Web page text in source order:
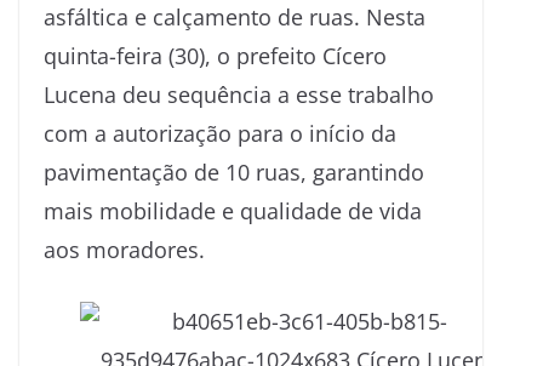
asfáltica e calçamento de ruas. Nesta
quinta-feira (30), o prefeito Cícero
Lucena deu sequência a esse trabalho
com a autorização para o início da
pavimentação de 10 ruas, garantindo
mais mobilidade e qualidade de vida
aos moradores.